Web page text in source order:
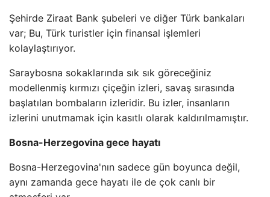
Şehirde Ziraat Bank şubeleri ve diğer Türk bankaları
var; Bu, Türk turistler için finansal işlemleri
kolaylaştırıyor.
Saraybosna sokaklarında sık sık göreceğiniz
modellenmiş kırmızı çiçeğin izleri, savaş sırasında
başlatılan bombaların izleridir. Bu izler, insanların
izlerini unutmamak için kasıtlı olarak kaldırılmamıştır.
Bosna-Herzegovina gece hayatı
Bosna-Herzegovina'nın sadece gün boyunca değil,
aynı zamanda gece hayatı ile de çok canlı bir